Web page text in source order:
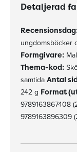
Detaljerad
ungdomsböcker
Formgivare:
Thema-kod:
samtida Antal
242 g Format
9789163867408
9789163896309